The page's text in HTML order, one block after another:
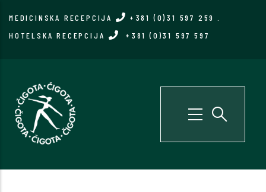
MEDICINSKA RECEPCIJA +381 (0)31 597 259
HOTELSKA RECEPCIJA
+381 (0)31 597 597